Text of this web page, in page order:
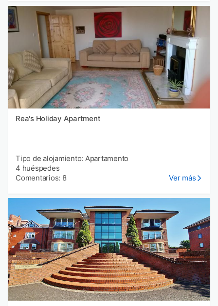
Rea's Holiday Apartment
Tipo de alojamiento: Apartamento
4 huéspedes
Comentarios: 8
Ver más